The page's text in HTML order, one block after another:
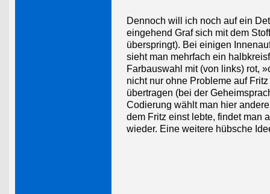
Dennoch will ich noch auf ein
eingehend Graf sich mit dem
überspringt). Bei einigen
sieht man mehrfach ein
Farbauswahl mit (von links) rot,
nicht nur ohne Probleme auf
übertragen (bei der
Codierung wählt man hier
dem Fritz einst lebte, findet man
wieder. Eine weitere hübsche